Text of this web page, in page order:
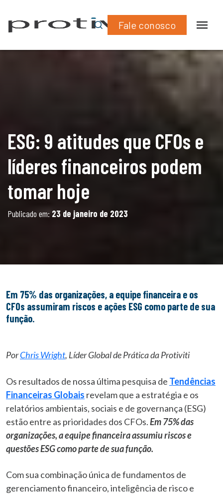
Fale conosco
ESG: 9 atitudes que CFOs e
líderes financeiros podem
tomar hoje
Publicado em: 23 de janeiro de 2023
Em 75% das organizações, a equipe financeira e os
CFOs assumiram riscos e ações ESG como parte de sua
função.
PorChris Wright, Líder Global de Prática da Protiviti
Os resultados de nossa última pesquisa de Tendências
Financeiras Globais revelam que a estratégia e os
relatórios ambientais, sociais e de governança (ESG)
estão entre as prioridades dos CFOs.Em 75% das
organizações, a equipe financeira assumiu riscos e
questões ESG como parte de sua função.
Com sua combinação única de fundamentos de
gerenciamento financeiro, inteligência de risco e